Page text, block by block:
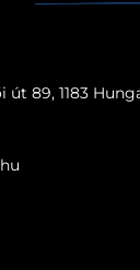
út 89, 1183